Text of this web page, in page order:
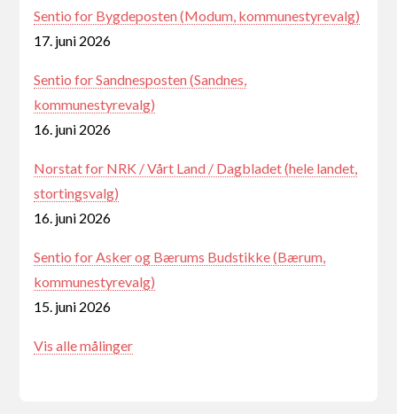
Sentio for Bygdeposten (Modum, kommunestyrevalg)
17. juni 2026
Sentio for Sandnesposten (Sandnes,
kommunestyrevalg)
16. juni 2026
Norstat for NRK / Vårt Land / Dagbladet (hele landet,
stortingsvalg)
16. juni 2026
Sentio for Asker og Bærums Budstikke (Bærum,
kommunestyrevalg)
15. juni 2026
Vis alle målinger